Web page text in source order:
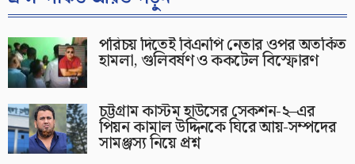
পরিচয় দিতেই বিএনপি নেতার ওপর অতর্কিত
হামলা, গুলিবর্ষণ ও ককটেল বিস্ফোরণ
চট্টগ্রাম কাস্টম হাউসের সেকশন-২–এর
পিয়ন কামাল উদ্দিনকে ঘিরে আয়-সম্পদের
সামঞ্জস্য নিয়ে প্রশ্ন